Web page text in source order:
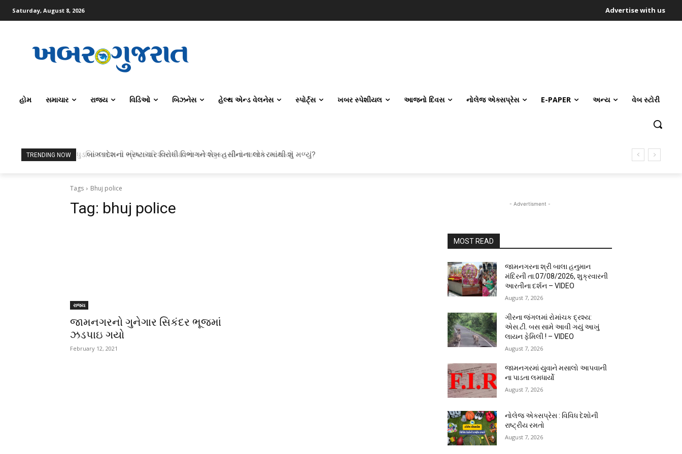
Saturday, August 8, 2026 Advertise with us
હોમ સમાચાર રાજ્ય વિડિઓ બિઝનેસ હેલ્થ એન્ડ વેલનેસ સ્પોર્ટ્સ ખબર સ્પેશીયલ આજનો દિવસ નોલેજ એક્સપ્રેસ E-PAPER અન્ય વેબ સ્ટોરી
TRENDING NOW ધુડશિયા ગામની સીમમાંથી શંકાસ્પદ ભેળસેળયુક્ત ઘીનો જથ્થો ઝડપાયો
બાંગ્લાદેશના ભ્રષ્ટાચાર વિરોધી વિભાગને શેખ હસીનાના લોકરમાંથી શું મળ્યું?
Tags Bhuj police
Tag: bhuj police
રાજ્ય
જામનગરનો ગુનેગાર સિકંદર ભૂજમાં
ઝડપાઇ ગયો
February 12, 2021
- Advertisment -
MOST READ
જામનગરના શ્રી બાલા હનુમાન
મંદિરની તા.07/08/2026, શુક્રવારની
આરતીના દર્શન – VIDEO
August 7, 2026
ગીરના જંગલમાં રોમાંચક દ્રશ્ય:
એસ.ટી. બસ સામે આવી ગયું આખું
લાયન ફેમિલી ! – VIDEO
August 7, 2026
જામનગરમાં યુવાને મસાલો આપવાની
ના પાડતા લમધાર્યો
August 7, 2026
નોલેજ એક્સપ્રેસ : વિવિધ દેશોની
રાષ્ટ્રીય રમતો
August 7, 2026